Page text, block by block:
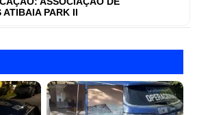
ATIBAIA PARK II